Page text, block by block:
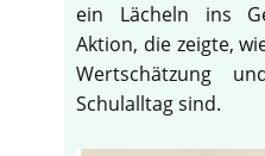
ein Lächeln ins
Aktion, die zeigte,
Wertschätzung
Schulalltag sind.